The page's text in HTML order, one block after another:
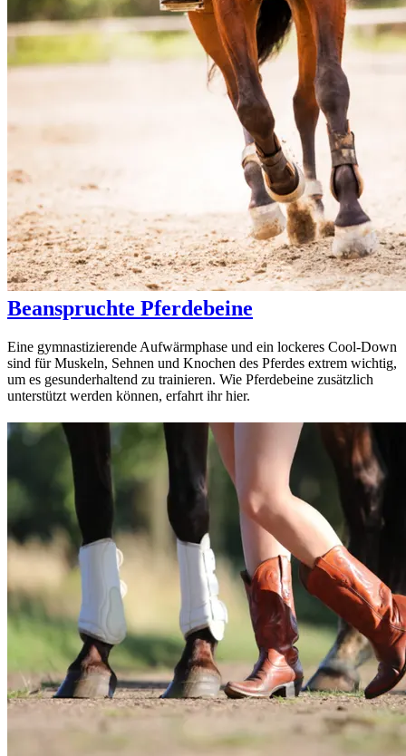
Beanspruchte Pferdebeine
Eine gymnastizierende Aufwärmphase und ein lockeres Cool-Down
sind für Muskeln, Sehnen und Knochen des Pferdes extrem wichtig,
um es gesunderhaltend zu trainieren. Wie Pferdebeine zusätzlich
unterstützt werden können, erfahrt ihr hier.